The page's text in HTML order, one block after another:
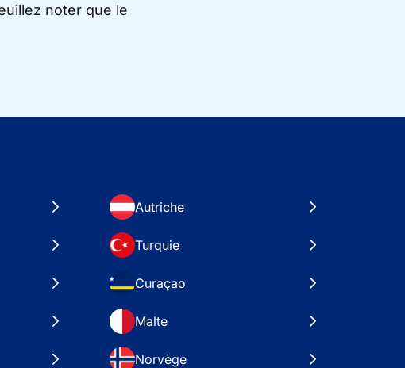
noter que le
Autriche
Turquie
Curaçao
Malte
Norvège